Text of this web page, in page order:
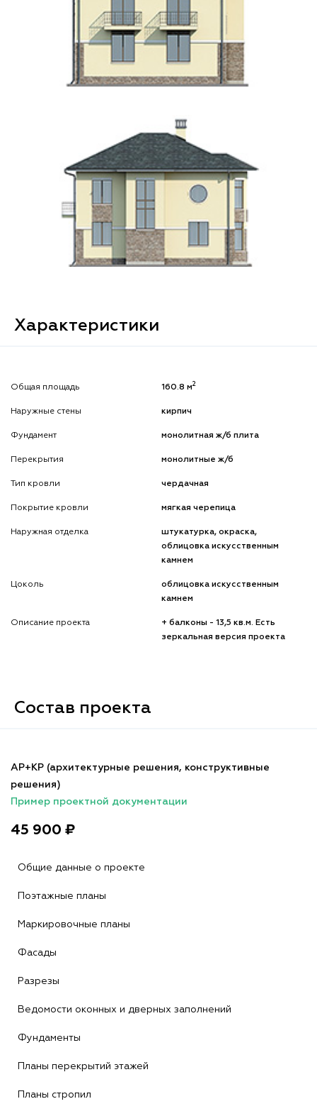
Характеристики
Общая площадь 160.8 м2
Наружные стены кирпич
Фундамент монолитная ж/б плита
Перекрытия монолитные ж/б
Тип кровли чердачная
Покрытие кровли мягкая черепица
Наружная отделка
штукатурка, окраска,
облицовка искусственным
камнем
Цоколь
облицовка искусственным
камнем
Описание проекта
+ балконы - 13,5 кв.м. Есть
зеркальная версия проекта
Состав проекта
АР+КР (архитектурные решения, конструктивные
решения)
Пример проектной документации
45 900 ₽
Общие данные о проекте
Поэтажные планы
Маркировочные планы
Фасады
Разрезы
Ведомости оконных и дверных заполнений
Фундаменты
Планы перекрытий этажей
Планы стропил